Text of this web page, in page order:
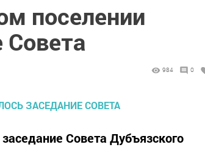
поселении
Совета
984 0
Совета Дубъязского